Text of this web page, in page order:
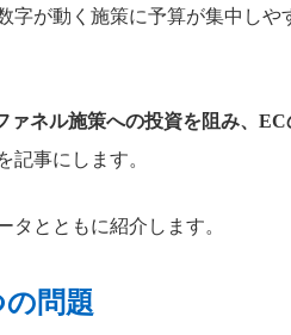
字が動く施策に予算が集中しや
ァネル施策への投資を阻み、
記事にします。
タとともに紹介します。
問題